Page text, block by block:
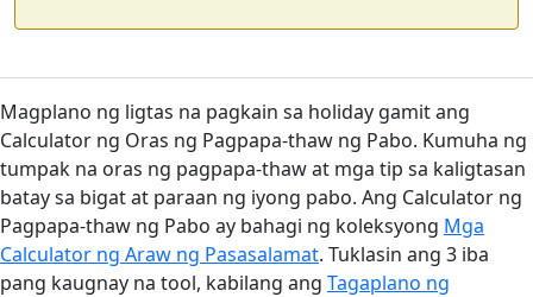
Magplano ng ligtas na pagkain sa holiday gamit ang
Calculator ng Oras ng Pagpapa-thaw ng Pabo. Kumuha ng
tumpak na oras ng pagpapa-thaw at mga tip sa kaligtasan
batay sa bigat at paraan ng iyong pabo. Ang Calculator ng
Pagpapa-thaw ng Pabo ay bahagi ng koleksyong Mga
Calculator ng Araw ng Pasasalamat. Tuklasin ang 3 iba
pang kaugnay na tool, kabilang ang Tagaplano ng